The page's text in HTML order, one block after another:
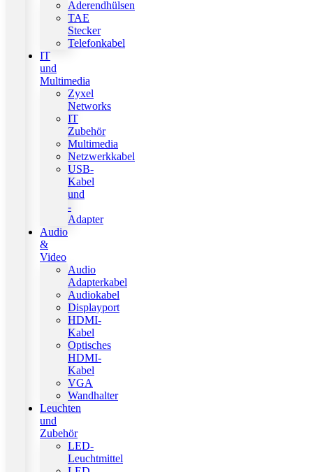
Aderendhülsen
TAE
Stecker
Telefonkabel
IT
und
Multimedia
Zyxel
Networks
IT
Zubehör
Multimedia
Netzwerkkabel
USB-
Kabel
und
-
Adapter
Audio
&
Video
Audio
Adapterkabel
Audiokabel
Displayport
HDMI-
Kabel
Optisches
HDMI-
Kabel
VGA
Wandhalter
Leuchten
und
Zubehör
LED-
Leuchtmittel